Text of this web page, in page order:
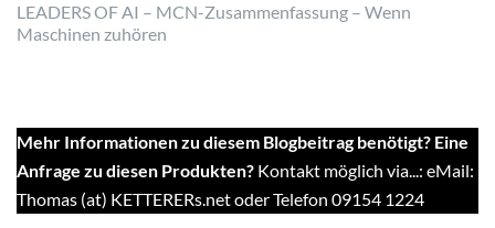
LEADERS OF AI – MCN-Zusammenfassung – Wenn
Maschinen zuhören
Mehr Informationen zu diesem Blogbeitrag benötigt? Eine
Anfrage zu diesen Produkten? Kontakt möglich via...: eMail:
Thomas (at) KETTERERs.net oder Telefon 09154 1224